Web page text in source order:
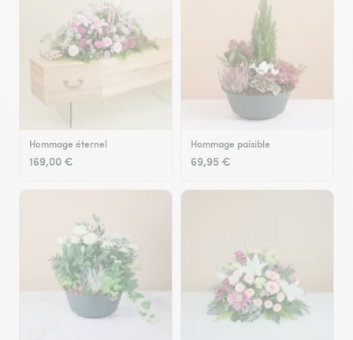
Hommage éternel
169,00 €
Hommage paisible
69,95 €